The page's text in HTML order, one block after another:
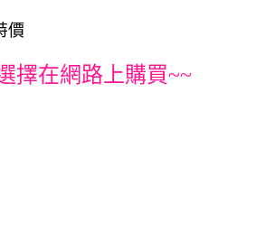
價
擇在網路上購買~~